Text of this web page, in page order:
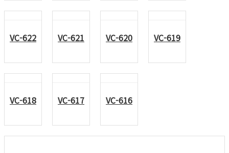
VC-622 VC-621 VC-620 VC-619
VC-618 VC-617 VC-616